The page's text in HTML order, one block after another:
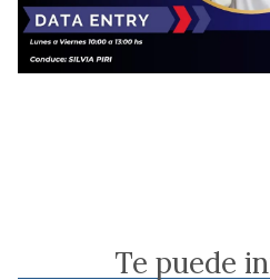
Te puede